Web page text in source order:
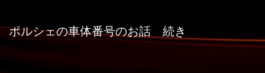
ポルシェの車体番号のお話 続き